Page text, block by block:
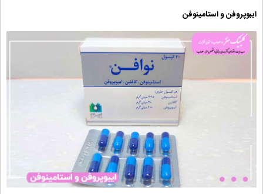
ایبوپروفن و استامینوفن